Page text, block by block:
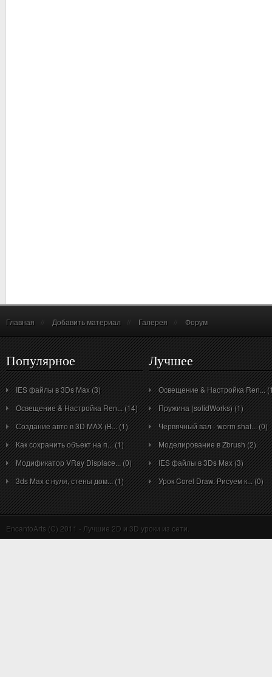
Главная Добавить материал Галерея Форум
Популярное
IES файлы в 3Ds Max (3)
Освещение & Настройка Ren... (14)
Создание авто в 3D MAX (B... (1)
Как сохранить объект на п... (1)
Модификатор VRay Displace... (0)
3ds Max с нуля, стены дом... (1)
Лучшее
Освещение & Настройка Ren...
Пружина (solidWorks) (1)
Червячный вал - worm shaf... (0)
Моделирование в Zbrush (2)
IES файлы в 3Ds Max (3)
Урок Corel Draw. Рисуем к... (0)
EncantoArts (C) 2011 - Лучшие 2D и 3D уроки из сети.